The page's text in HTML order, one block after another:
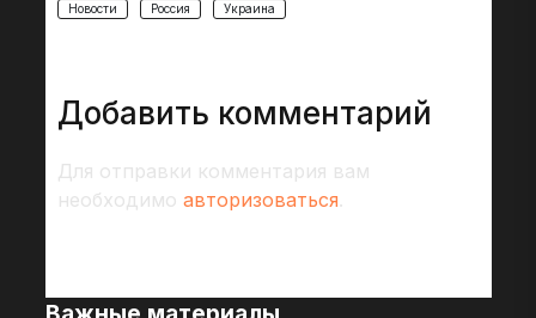
Новости Россия Украина
Добавить комментарий
Для отправки комментария вам
необходимо авторизоваться.